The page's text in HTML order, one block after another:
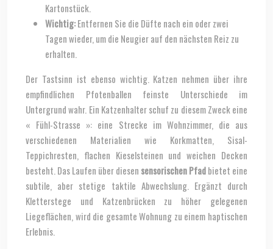
Kartonstück.
Wichtig:Entfernen Sie die Düfte nach ein oder zwei
Tagen wieder, um die Neugier auf den nächsten Reiz zu
erhalten.
Der Tastsinn ist ebenso wichtig. Katzen nehmen über ihre
empfindlichen Pfotenballen feinste Unterschiede im
Untergrund wahr. Ein Katzenhalter schuf zu diesem Zweck eine
« Fühl-Strasse »: eine Strecke im Wohnzimmer, die aus
verschiedenen Materialien wie Korkmatten, Sisal-
Teppichresten, flachen Kieselsteinen und weichen Decken
besteht. Das Laufen über diesen sensorischen Pfadbietet eine
subtile, aber stetige taktile Abwechslung. Ergänzt durch
Kletterstege und Katzenbrücken zu höher gelegenen
Liegeflächen, wird die gesamte Wohnung zu einem haptischen
Erlebnis.